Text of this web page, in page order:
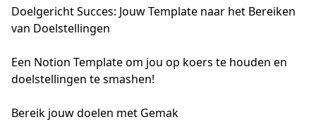
Doelgericht Succes: Jouw Template naar het Bereiken
van Doelstellingen
Een Notion Template om jou op koers te houden en
doelstellingen te smashen!
Bereik jouw doelen met Gemak